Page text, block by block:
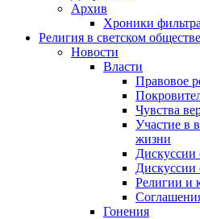
Архив
Хроники
Религия в светском обществе
Новости
Власти
Правовое
Чувства
Участие в
жизни
Дискуссии
Дискуссии
Религии и
Гонения